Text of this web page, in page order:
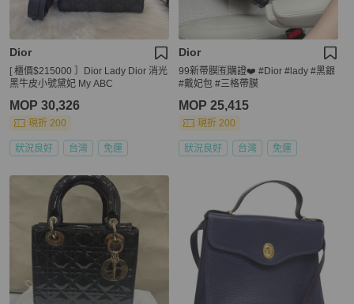
Dior
[ 櫃價$215000 ］Dior Lady Dior 消光
黑牛皮小號黛妃 My ABC
MOP 30,326
現折 200
狀況良好 台灣 免運
Dior
99新帶膜🈶️購證❤️ #Dior #lady #黑銀
#戴妃包 #三格帶膜
MOP 25,415
現折 200
狀況良好 台灣 免運